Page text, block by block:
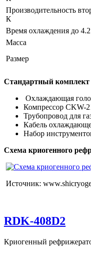
Производительность
К
Время охлаждения до
Масса
Размер
Стандартный комплект
Охлаждающая
Компрессор CKW-
Трубопровод для
Кабель
Набор
Схема криогенного
Источник:
RDK-408D2
Криогенный